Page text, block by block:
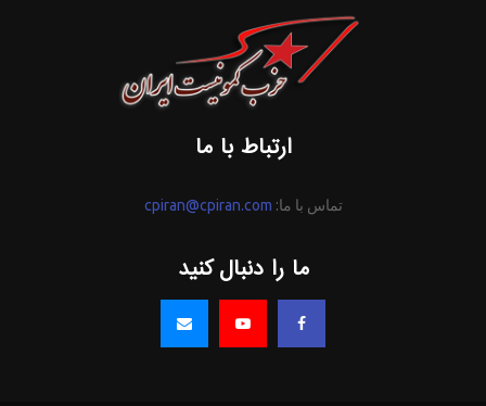
ارتباط با ما
تماس با ما: cpiran@cpiran.com
ما را دنبال کنید